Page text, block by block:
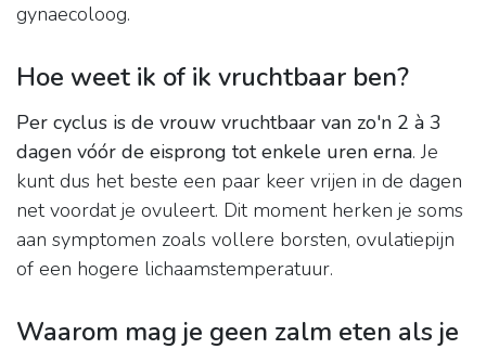
gynaecoloog.
Hoe weet ik of ik vruchtbaar ben?
Per cyclus is de vrouw vruchtbaar van zo'n 2 à 3
dagen vóór de eisprong tot enkele uren erna. Je
kunt dus het beste een paar keer vrijen in de dagen
net voordat je ovuleert. Dit moment herken je soms
aan symptomen zoals vollere borsten, ovulatiepijn
of een hogere lichaamstemperatuur.
Waarom mag je geen zalm eten als je